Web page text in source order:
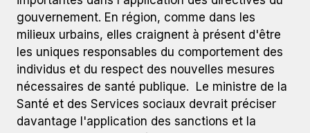
gouvernement. En région, comme dans les
milieux urbains, elles craignent à présent d'être
les uniques responsables du comportement des
individus et du respect des nouvelles mesures
nécessaires de santé publique. Le ministre de la
Santé et des Services sociaux devrait préciser
davantage l'application des sanctions et la